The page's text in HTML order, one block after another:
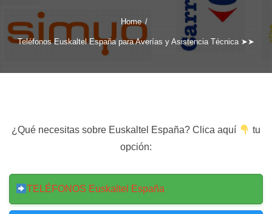
Home
Teléfonos Euskaltel España para Averías y Asistencia Técnica ➤➤
¿Qué necesitas sobre Euskaltel España? Clica aquí
tu
opción:
TELÉFONOS Euskaltel España